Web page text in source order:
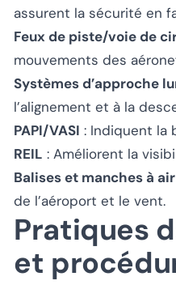
assurent la sécurité en
Feux de piste/voie de
mouvements des
Systèmes d’approche
l’alignement et à la
PAPI/VASI : Indiquent la
REIL : Améliorent la
Balises et manches à air
de l’aéroport et le vent.
Pratiques
et